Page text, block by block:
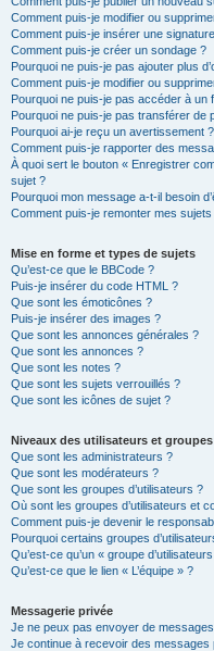
Comment puis-je modifier ou
Comment puis-je insérer une
Comment puis-je créer un sondage ?
Pourquoi ne puis-je pas ajouter plus
Comment puis-je modifier ou
Pourquoi ne puis-je pas accéder à un
Pourquoi ne puis-je pas transférer de
Pourquoi ai-je reçu un avertissement ?
Comment puis-je rapporter des
À quoi sert le bouton « Enregistrer
sujet ?
Pourquoi mon message a-t-il besoin
Comment puis-je remonter mes sujets
Mise en forme et types de sujets
Qu’est-ce que le BBCode ?
Puis-je insérer du code HTML ?
Que sont les émoticônes ?
Puis-je insérer des images ?
Que sont les annonces générales ?
Que sont les annonces ?
Que sont les notes ?
Que sont les sujets verrouillés ?
Que sont les icônes de sujet ?
Niveaux des utilisateurs et
Que sont les administrateurs ?
Que sont les modérateurs ?
Que sont les groupes d’utilisateurs ?
Où sont les groupes d’utilisateurs et
Comment puis-je devenir le
Pourquoi certains groupes
Qu’est-ce qu’un « groupe
Qu’est-ce que le lien « L’équipe » ?
Messagerie privée
Je ne peux pas envoyer de
Je continue à recevoir des messages